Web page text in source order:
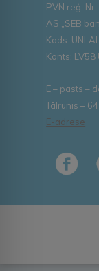
PVN reģ.
AS „SEB
Kods:
Konts:
E – pasts –
Tālrunis –
E-adrese